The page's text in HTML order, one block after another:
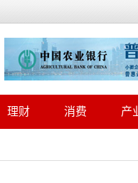
理财 消费 产